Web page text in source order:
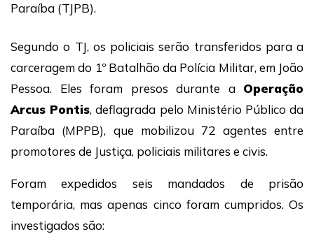
Paraíba (TJPB).
Segundo o TJ, os policiais serão transferidos para a
carceragem do 1º Batalhão da Polícia Militar, em João
Pessoa. Eles foram presos durante a Operação
Arcus Pontis, deflagrada pelo Ministério Público da
Paraíba (MPPB), que mobilizou 72 agentes entre
promotores de Justiça, policiais militares e civis.
Foram expedidos seis mandados de prisão
temporária, mas apenas cinco foram cumpridos. Os
investigados são: